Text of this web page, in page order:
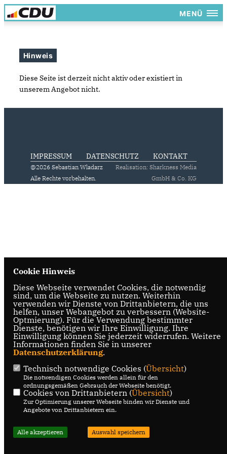
MENÜ
Hinweis
Diese Seite ist derzeit nicht aktiv oder existiert in
unserem Angebot nicht.
IMPRESSUM DATENSCHUTZ KONTAKT
@2026 Sebastian Wladarz
Alle Rechte vorbehalten.
Realisation: Sharkness Media
GmbH & Co. KG
Cookie Hinweis
Diese Webseite verwendet Cookies, die notwendig
sind, um die Webseite zu nutzen. Weiterhin
verwenden wir Dienste von Drittanbietern, die uns
helfen, unser Webangebot zu verbessern (Website-
Optmierung). Für die Verwendung bestimmter
Dienste, benötigen wir Ihre Einwilligung. Ihre
Einwilligung können Sie jederzeit widerrufen. Weitere
Informationen finden Sie in unserer
Datenschutzerklärung.
Technisch notwendige Cookies (Übersicht)
Die notwendigen Cookies werden allein für den
ordnungsgemäßen Gebrauch der Webseite benötigt.
Cookies von Drittanbietern (Übersicht)
Zur Optimierung unserer Webseite binden wir Dienste und
Angebote von Drittanbietern ein.
Alle akzeptieren Auswahl speichern